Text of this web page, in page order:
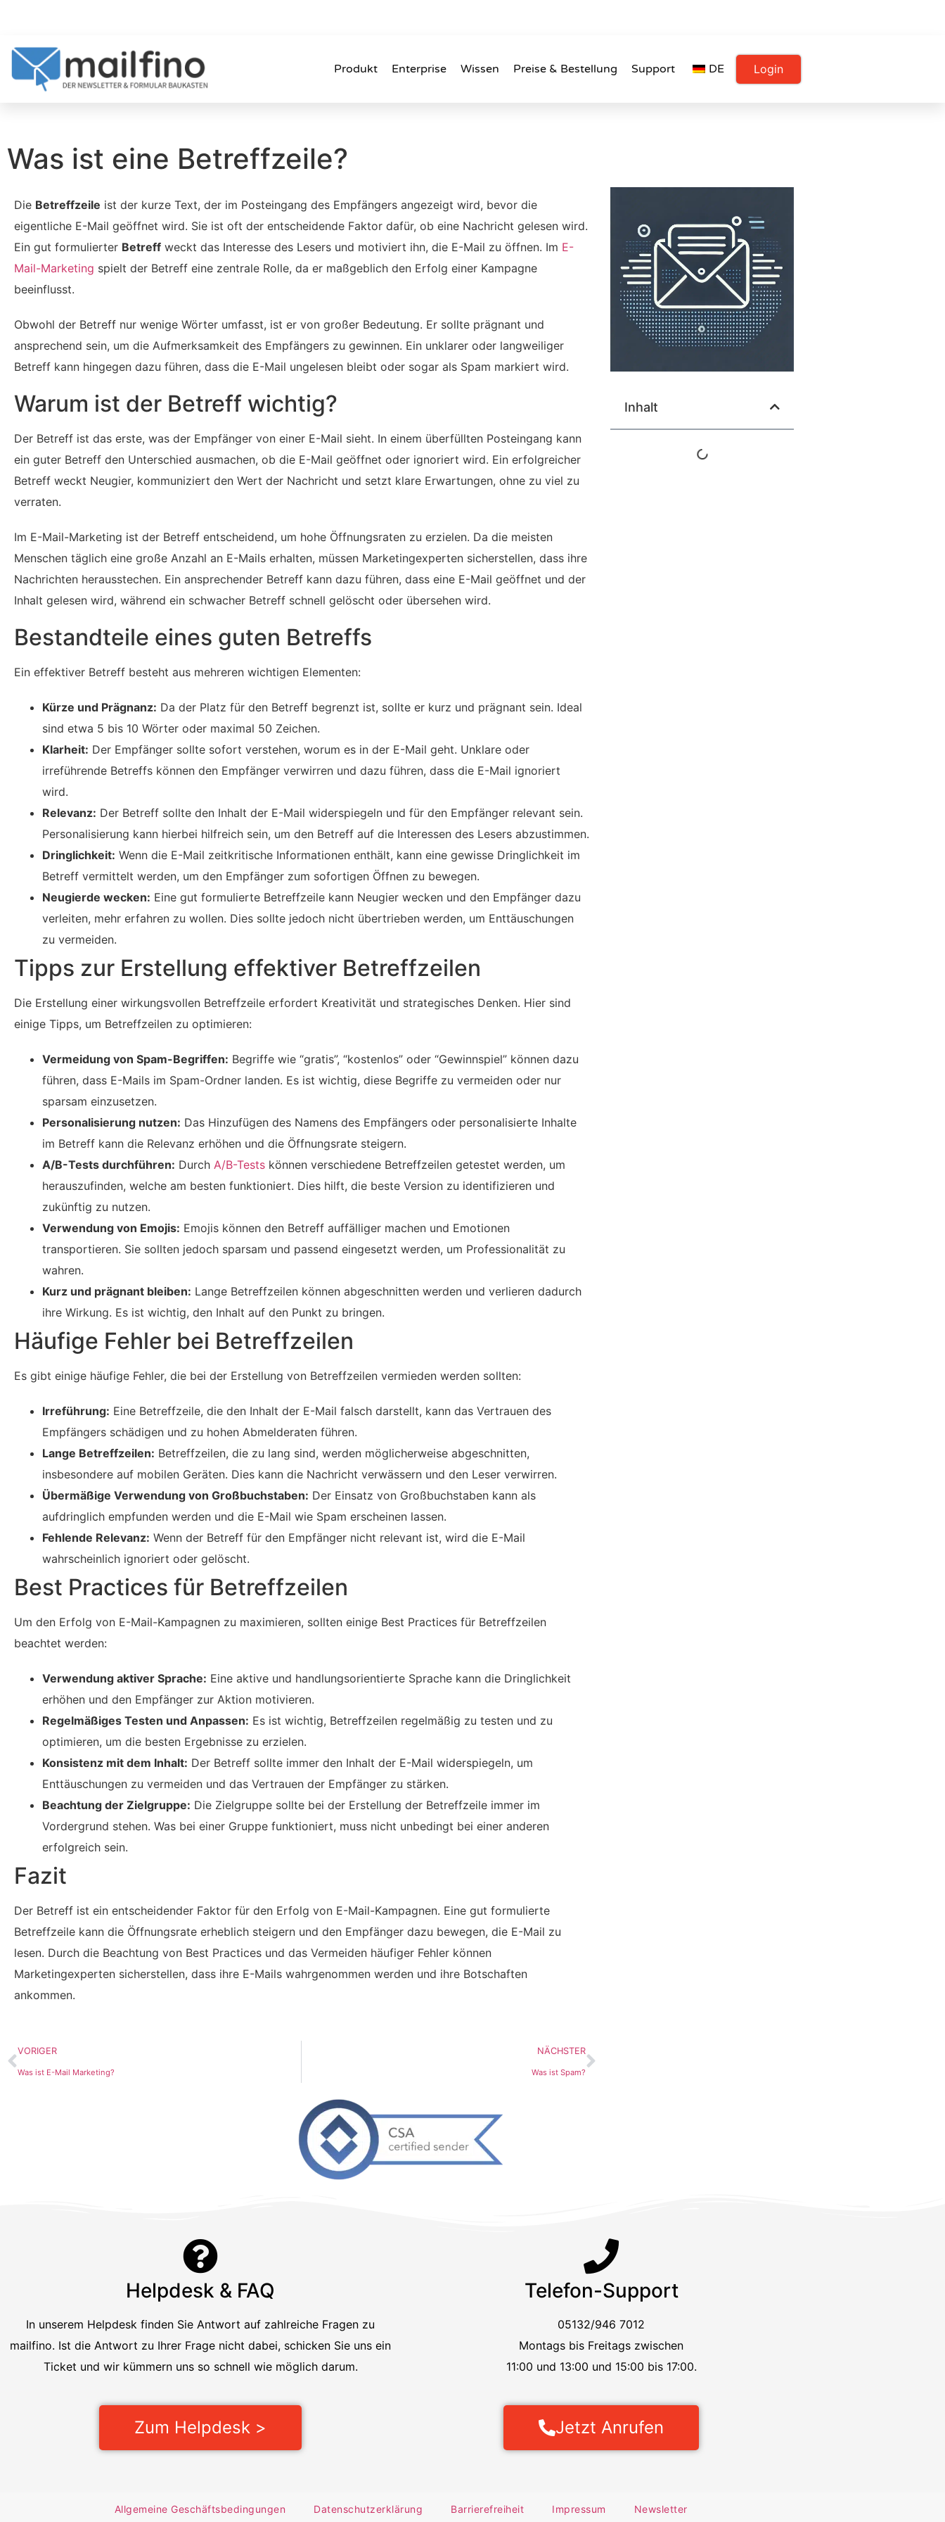
Produkt Enterprise Wissen Preise & Bestellung Support DE Login
Was ist eine Betreffzeile?
Die Betreffzeile ist der kurze Text, der im Posteingang des Empfängers angezeigt wird, bevor die
eigentliche E-Mail geöffnet wird. Sie ist oft der entscheidende Faktor dafür, ob eine Nachricht gelesen wird.
Ein gut formulierter Betreff weckt das Interesse des Lesers und motiviert ihn, die E-Mail zu öffnen. Im E-
Mail-Marketing spielt der Betreff eine zentrale Rolle, da er maßgeblich den Erfolg einer Kampagne
beeinflusst.
Obwohl der Betreff nur wenige Wörter umfasst, ist er von großer Bedeutung. Er sollte prägnant und
ansprechend sein, um die Aufmerksamkeit des Empfängers zu gewinnen. Ein unklarer oder langweiliger
Betreff kann hingegen dazu führen, dass die E-Mail ungelesen bleibt oder sogar als Spam markiert wird.
Warum ist der Betreff wichtig?
Der Betreff ist das erste, was der Empfänger von einer E-Mail sieht. In einem überfüllten Posteingang kann
ein guter Betreff den Unterschied ausmachen, ob die E-Mail geöffnet oder ignoriert wird. Ein erfolgreicher
Betreff weckt Neugier, kommuniziert den Wert der Nachricht und setzt klare Erwartungen, ohne zu viel zu
verraten.
Im E-Mail-Marketing ist der Betreff entscheidend, um hohe Öffnungsraten zu erzielen. Da die meisten
Menschen täglich eine große Anzahl an E-Mails erhalten, müssen Marketingexperten sicherstellen, dass ihre
Nachrichten herausstechen. Ein ansprechender Betreff kann dazu führen, dass eine E-Mail geöffnet und der
Inhalt gelesen wird, während ein schwacher Betreff schnell gelöscht oder übersehen wird.
Bestandteile eines guten Betreffs
Ein effektiver Betreff besteht aus mehreren wichtigen Elementen:
Kürze und Prägnanz: Da der Platz für den Betreff begrenzt ist, sollte er kurz und prägnant sein. Ideal
sind etwa 5 bis 10 Wörter oder maximal 50 Zeichen.
Klarheit: Der Empfänger sollte sofort verstehen, worum es in der E-Mail geht. Unklare oder
irreführende Betreffs können den Empfänger verwirren und dazu führen, dass die E-Mail ignoriert
wird.
Relevanz: Der Betreff sollte den Inhalt der E-Mail widerspiegeln und für den Empfänger relevant sein.
Personalisierung kann hierbei hilfreich sein, um den Betreff auf die Interessen des Lesers abzustimmen.
Dringlichkeit: Wenn die E-Mail zeitkritische Informationen enthält, kann eine gewisse Dringlichkeit im
Betreff vermittelt werden, um den Empfänger zum sofortigen Öffnen zu bewegen.
Neugierde wecken: Eine gut formulierte Betreffzeile kann Neugier wecken und den Empfänger dazu
verleiten, mehr erfahren zu wollen. Dies sollte jedoch nicht übertrieben werden, um Enttäuschungen
zu vermeiden.
Tipps zur Erstellung effektiver Betreffzeilen
Die Erstellung einer wirkungsvollen Betreffzeile erfordert Kreativität und strategisches Denken. Hier sind
einige Tipps, um Betreffzeilen zu optimieren:
Vermeidung von Spam-Begriffen: Begriffe wie “gratis”, “kostenlos” oder “Gewinnspiel” können dazu
führen, dass E-Mails im Spam-Ordner landen. Es ist wichtig, diese Begriffe zu vermeiden oder nur
sparsam einzusetzen.
Personalisierung nutzen: Das Hinzufügen des Namens des Empfängers oder personalisierte Inhalte
im Betreff kann die Relevanz erhöhen und die Öffnungsrate steigern.
A/B-Tests durchführen: Durch A/B-Tests können verschiedene Betreffzeilen getestet werden, um
herauszufinden, welche am besten funktioniert. Dies hilft, die beste Version zu identifizieren und
zukünftig zu nutzen.
Verwendung von Emojis: Emojis können den Betreff auffälliger machen und Emotionen
transportieren. Sie sollten jedoch sparsam und passend eingesetzt werden, um Professionalität zu
wahren.
Kurz und prägnant bleiben: Lange Betreffzeilen können abgeschnitten werden und verlieren dadurch
ihre Wirkung. Es ist wichtig, den Inhalt auf den Punkt zu bringen.
Häufige Fehler bei Betreffzeilen
Es gibt einige häufige Fehler, die bei der Erstellung von Betreffzeilen vermieden werden sollten:
Irreführung: Eine Betreffzeile, die den Inhalt der E-Mail falsch darstellt, kann das Vertrauen des
Empfängers schädigen und zu hohen Abmelderaten führen.
Lange Betreffzeilen: Betreffzeilen, die zu lang sind, werden möglicherweise abgeschnitten,
insbesondere auf mobilen Geräten. Dies kann die Nachricht verwässern und den Leser verwirren.
Übermäßige Verwendung von Großbuchstaben: Der Einsatz von Großbuchstaben kann als
aufdringlich empfunden werden und die E-Mail wie Spam erscheinen lassen.
Fehlende Relevanz: Wenn der Betreff für den Empfänger nicht relevant ist, wird die E-Mail
wahrscheinlich ignoriert oder gelöscht.
Best Practices für Betreffzeilen
Um den Erfolg von E-Mail-Kampagnen zu maximieren, sollten einige Best Practices für Betreffzeilen
beachtet werden:
Verwendung aktiver Sprache: Eine aktive und handlungsorientierte Sprache kann die Dringlichkeit
erhöhen und den Empfänger zur Aktion motivieren.
Regelmäßiges Testen und Anpassen: Es ist wichtig, Betreffzeilen regelmäßig zu testen und zu
optimieren, um die besten Ergebnisse zu erzielen.
Konsistenz mit dem Inhalt: Der Betreff sollte immer den Inhalt der E-Mail widerspiegeln, um
Enttäuschungen zu vermeiden und das Vertrauen der Empfänger zu stärken.
Beachtung der Zielgruppe: Die Zielgruppe sollte bei der Erstellung der Betreffzeile immer im
Vordergrund stehen. Was bei einer Gruppe funktioniert, muss nicht unbedingt bei einer anderen
erfolgreich sein.
Fazit
Der Betreff ist ein entscheidender Faktor für den Erfolg von E-Mail-Kampagnen. Eine gut formulierte
Betreffzeile kann die Öffnungsrate erheblich steigern und den Empfänger dazu bewegen, die E-Mail zu
lesen. Durch die Beachtung von Best Practices und das Vermeiden häufiger Fehler können
Marketingexperten sicherstellen, dass ihre E-Mails wahrgenommen werden und ihre Botschaften
ankommen.
VORIGER
Was ist E-Mail Marketing?
NÄCHSTER
Was ist Spam?
Inhalt
Helpdesk & FAQ
In unserem Helpdesk finden Sie Antwort auf zahlreiche Fragen zu
mailfino. Ist die Antwort zu Ihrer Frage nicht dabei, schicken Sie uns ein
Ticket und wir kümmern uns so schnell wie möglich darum.
Zum Helpdesk >
Telefon-Support
05132/946 7012
Montags bis Freitags zwischen
11:00 und 13:00 und 15:00 bis 17:00.
Jetzt Anrufen
Allgemeine Geschäftsbedingungen Datenschutzerklärung Barrierefreiheit Impressum Newsletter